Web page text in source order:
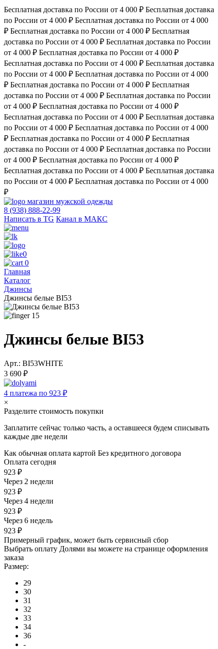
Бесплатная доставка по России от 4 000 ₽ Бесплатная доставка
по России от 4 000 ₽ Бесплатная доставка по России от 4 000
₽ Бесплатная доставка по России от 4 000 ₽ Бесплатная
доставка по России от 4 000 ₽ Бесплатная доставка по России
от 4 000 ₽ Бесплатная доставка по России от 4 000 ₽
Бесплатная доставка по России от 4 000 ₽ Бесплатная доставка
по России от 4 000 ₽ Бесплатная доставка по России от 4 000
₽ Бесплатная доставка по России от 4 000 ₽ Бесплатная
доставка по России от 4 000 ₽ Бесплатная доставка по России
от 4 000 ₽ Бесплатная доставка по России от 4 000 ₽
Бесплатная доставка по России от 4 000 ₽ Бесплатная доставка
по России от 4 000 ₽ Бесплатная доставка по России от 4 000
₽ Бесплатная доставка по России от 4 000 ₽ Бесплатная
доставка по России от 4 000 ₽ Бесплатная доставка по России
от 4 000 ₽ Бесплатная доставка по России от 4 000 ₽
Бесплатная доставка по России от 4 000 ₽ Бесплатная доставка
по России от 4 000 ₽ Бесплатная доставка по России от 4 000
₽
магазин мужской одежды
8 (938) 888-22-99
Написать в TG Канал в МАКС
0
0
Главная
Каталог
Джинсы
Джинсы белые BI53
15
Джинсы белые BI53
Арт.: BI53WHITE
3 690 ₽
4 платежа по 923 ₽
×
Разделите стоимость покупки
Заплатите сейчас только часть, а оставшееся будем списывать
каждые две недели
Как обычная оплата картой Без кредитного договора
Оплата сегодня
923 ₽
Через 2 недели
923 ₽
Через 4 недели
923 ₽
Через 6 недель
923 ₽
Примерный график, может быть сервисный сбор
Выбрать оплату Долями вы можете на странице оформления
заказа
Размер:
29
30
31
32
33
34
36
-